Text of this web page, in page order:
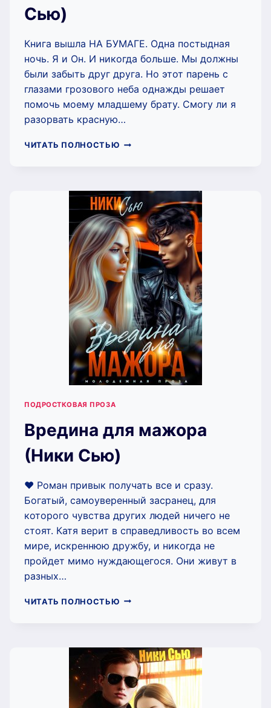
Сью)
Книга вышла НА БУМАГЕ. Одна постыдная
ночь. Я и Он. И никогда больше. Мы должны
были забыть друг друга. Но этот парень с
глазами грозового неба однажды решает
помочь моему младшему брату. Смогу ли я
разорвать красную…
ЧИТАТЬ ПОЛНОСТЬЮ ТЫ
(НИКИ
СЬЮ)
ПОДРОСТКОВАЯ ПРОЗА
Вредина для мажора
(Ники Сью)
❤️ Роман привык получать все и сразу.
Богатый, самоуверенный засранец, для
которого чувства других людей ничего не
стоят. Катя верит в справедливость во всем
мире, искреннюю дружбу, и никогда не
пройдет мимо нуждающегося. Они живут в
разных…
ЧИТАТЬ ПОЛНОСТЬЮ ВРЕДИНА
СЬЮ)